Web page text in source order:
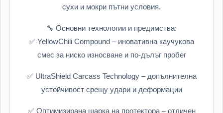
сухи и мокри пътни условия.
🔧 Основни технологии и предимства:
✅ YellowChili Compound – иновативна каучукова
смес за ниско износване и по-дълъг пробег
✅ UltraShield Carcass Technology – допълнителна
устойчивост срещу удари и деформации
✅ Оптимизирана шарка на протектора – отличен